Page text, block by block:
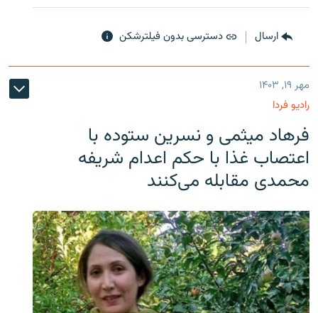
ارسال دسترسی بدون فیلترشکن
مهر ۱۹, ۱۴۰۳
رادیو فردا
فرهاد میثمی و نسرین ستوده با
اعتصاب غذا با حکم اعدام شریفه
محمدی مقابله می‌کنند